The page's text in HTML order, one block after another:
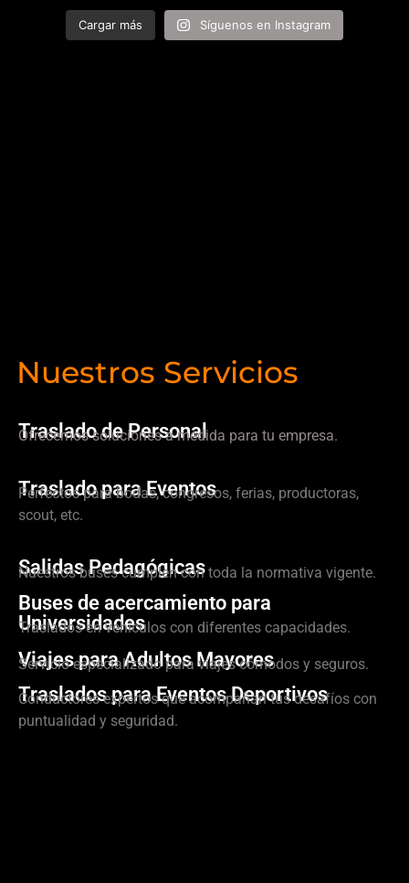
Cargar más Síguenos en Instagram
Nuestros Servicios
Traslado de Personal
Ofrecemos soluciones a medida para tu empresa.
Traslado para Eventos
Perfectos para bodas, congresos, ferias, productoras,
scout, etc.
Salidas Pedagógicas
Nuestros buses cumplen con toda la normativa vigente.
Buses de acercamiento para
Universidades
Traslados en vehículos con diferentes capacidades.
Viajes para Adultos Mayores
Servicio especializado para viajes cómodos y seguros.
Traslados para Eventos Deportivos
Conductores expertos que acompañan tus desafíos con
puntualidad y seguridad.